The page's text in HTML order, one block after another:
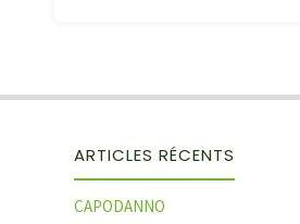
ARTICLES RÉCENTS
CAPODANNO